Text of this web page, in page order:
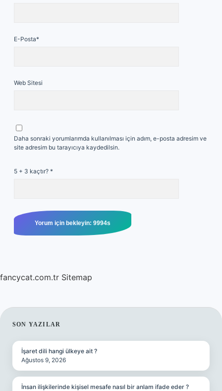
E-Posta*
Web Sitesi
Daha sonraki yorumlarımda kullanılması için adım, e-posta adresim ve
site adresim bu tarayıcıya kaydedilsin.
5 + 3 kaçtır? *
fancycat.com.tr Sitemap
SIDEBAR
SON YAZILAR
İşaret dili hangi ülkeye ait ?
Ağustos 9, 2026
İnsan ilişkilerinde kişisel mesafe nasıl bir anlam ifade eder ?